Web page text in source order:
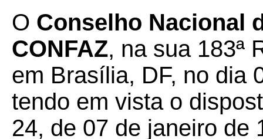
O Conselho Nacional
CONFAZ, na sua 183ª
em Brasília, DF, no dia
tendo em vista o
24, de 07 de janeiro de